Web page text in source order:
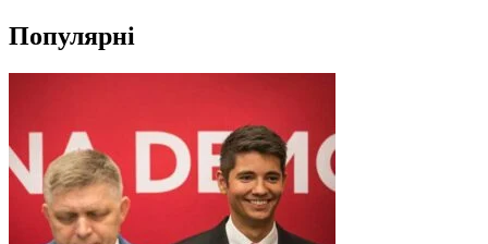
Популярні